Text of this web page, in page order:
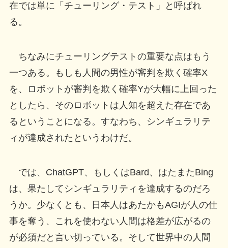
在では単に「チューリング・テスト」と呼ばれ
る。
ちなみにチューリングテストの重要な点はもう
一つある。もしも人間の男性が審判を欺く確率X
を、ロボットが審判を欺く確率Yが大幅に上回った
としたら、そのロボットは人知を超えた存在であ
るということになる。すなわち、シンギュラリテ
ィが達成されたというわけだ。
では、ChatGPT、もしくはBard、はたまたBing
は、果たしてシンギュラリティを達成するのだろ
うか。少なくとも、日本人はあたかもAGIが人の仕
事を奪う、これを使わない人間は格差が広がるの
が必須だと言い切っている。そして世界中の人間